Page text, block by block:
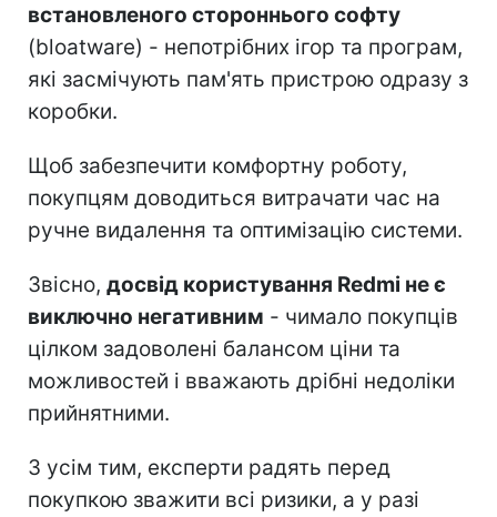
встановленого стороннього софту
(bloatware) - непотрібних ігор та програм,
які засмічують пам'ять пристрою одразу з
коробки.
Щоб забезпечити комфортну роботу,
покупцям доводиться витрачати час на
ручне видалення та оптимізацію системи.
Звісно, досвід користування Redmi не є
виключно негативним - чимало покупців
цілком задоволені балансом ціни та
можливостей і вважають дрібні недоліки
прийнятними.
З усім тим, експерти радять перед
покупкою зважити всі ризики, а у разі